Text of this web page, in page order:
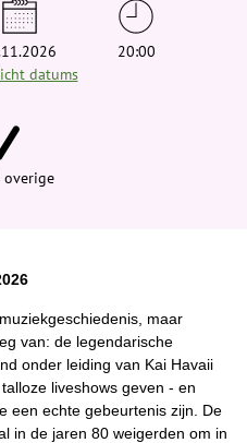
datums
20:00
overige
maar
van: de legendarische
onder leiding van Kai Havaii
liveshows geven - en
een echte gebeurtenis zijn. De
in de jaren 80 weigerden om in